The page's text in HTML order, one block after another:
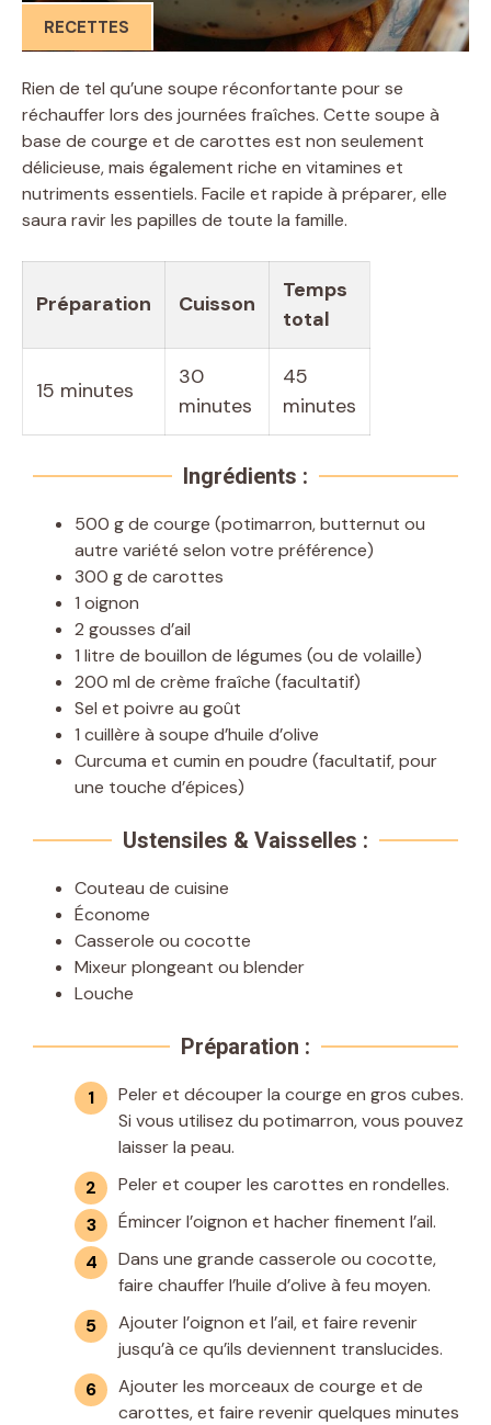
RECETTES
Rien de tel qu’une soupe réconfortante pour se
réchauffer lors des journées fraîches. Cette soupe à
base de courge et de carottes est non seulement
délicieuse, mais également riche en vitamines et
nutriments essentiels. Facile et rapide à préparer, elle
saura ravir les papilles de toute la famille.
Préparation Cuisson
Temps
total
15 minutes
30
minutes
45
minutes
Ingrédients :
500 g de courge (potimarron, butternut ou
autre variété selon votre préférence)
300 g de carottes
1 oignon
2 gousses d’ail
1 litre de bouillon de légumes (ou de volaille)
200 ml de crème fraîche (facultatif)
Sel et poivre au goût
1 cuillère à soupe d’huile d’olive
Curcuma et cumin en poudre (facultatif, pour
une touche d’épices)
Ustensiles & Vaisselles :
Couteau de cuisine
Économe
Casserole ou cocotte
Mixeur plongeant ou blender
Louche
Préparation :
Peler et découper la courge en gros cubes.
Si vous utilisez du potimarron, vous pouvez
laisser la peau.
Peler et couper les carottes en rondelles.
Émincer l’oignon et hacher finement l’ail.
Dans une grande casserole ou cocotte,
faire chauffer l’huile d’olive à feu moyen.
Ajouter l’oignon et l’ail, et faire revenir
jusqu’à ce qu’ils deviennent translucides.
Ajouter les morceaux de courge et de
carottes, et faire revenir quelques minutes